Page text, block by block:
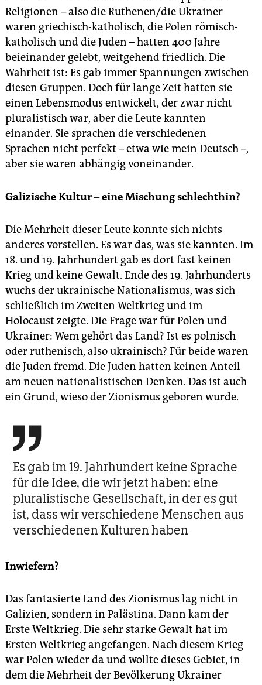
Religionen – also die Ruthenen/die Ukrainer
waren griechisch-katholisch, die Polen römisch-
katholisch und die Juden – hatten 400 Jahre
beieinander gelebt, weitgehend friedlich. Die
Wahrheit ist: Es gab immer Spannungen zwischen
diesen Gruppen. Doch für lange Zeit hatten sie
einen Lebensmodus entwickelt, der zwar nicht
pluralistisch war, aber die Leute kannten
einander. Sie sprachen die verschiedenen
Sprachen nicht perfekt – etwa wie mein Deutsch –,
aber sie waren abhängig voneinander.
Galizische Kultur – eine Mischung schlechthin?
Die Mehrheit dieser Leute konnte sich nichts
anderes vorstellen. Es war das, was sie kannten. Im
18. und 19. Jahrhundert gab es dort fast keinen
Krieg und keine Gewalt. Ende des 19. Jahrhunderts
wuchs der ukrainische Nationalismus, was sich
schließlich im Zweiten Weltkrieg und im
Holocaust zeigte. Die Frage war für Polen und
Ukrainer: Wem gehört das Land? Ist es polnisch
oder ruthenisch, also ukrainisch? Für beide waren
die Juden fremd. Die Juden hatten keinen Anteil
am neuen nationalistischen Denken. Das ist auch
ein Grund, wieso der Zionismus geboren wurde.

Es gab im 19. Jahrhundert keine Sprache
für die Idee, die wir jetzt haben: eine
pluralistische Gesellschaft, in der es gut
ist, dass wir verschiedene Menschen aus
verschiedenen Kulturen haben
Inwiefern?
Das fantasierte Land des Zionismus lag nicht in
Galizien, sondern in Palästina. Dann kam der
Erste Weltkrieg. Die sehr starke Gewalt hat im
Ersten Weltkrieg angefangen. Nach diesem Krieg
war Polen wieder da und wollte dieses Gebiet, in
dem die Mehrheit der Bevölkerung Ukrainer